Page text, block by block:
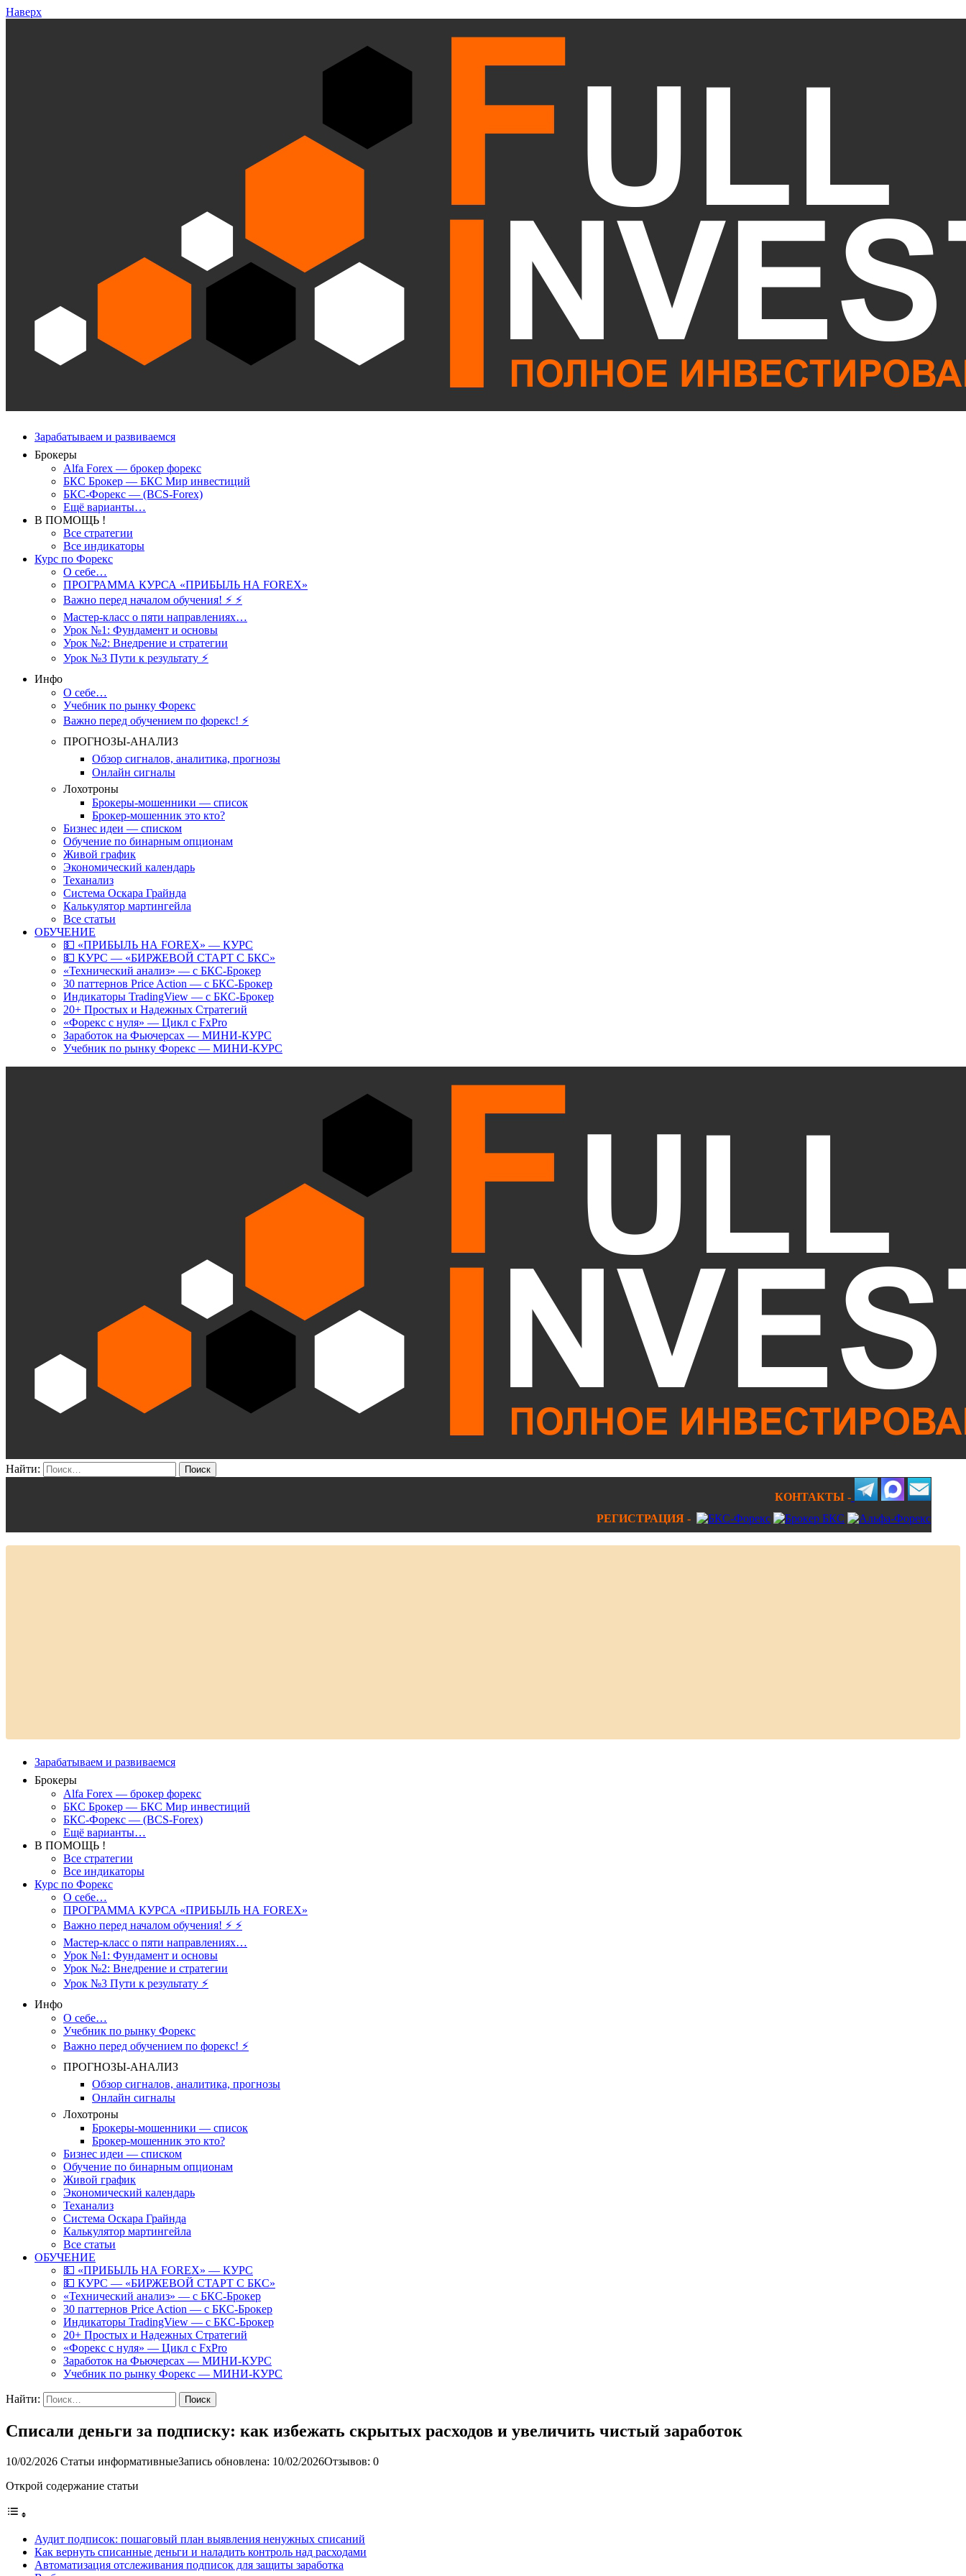
Наверх
Зарабатываем и развиваемся
Брокеры
Alfa Forex — брокер форекс
БКС Брокер — БКС Мир инвестиций
БКС-Форекс — (BCS-Forex)
Ещё варианты…
В ПОМОЩЬ !
Все стратегии
Все индикаторы
Курс по Форекс
О себе…
ПРОГРАММА КУРСА «ПРИБЫЛЬ НА FOREX»
Важно перед началом обучения! ⚡ ⚡
Мастер-класс о пяти направлениях…
Урок №1: Фундамент и основы
Урок №2: Внедрение и стратегии
Урок №3 Пути к результату ⚡️
Инфо
О себе…
Учебник по рынку Форекс
Важно перед обучением по форекс! ⚡
ПРОГНОЗЫ-АНАЛИЗ
Обзор сигналов, аналитика, прогнозы
Онлайн сигналы
Лохотроны
Брокеры-мошенники — список
Брокер-мошенник это кто?
Бизнес идеи — списком
Обучение по бинарным опционам
Живой график
Экономический календарь
Теханализ
Система Оскара Грайнда
Калькулятор мартингейла
Все статьи
ОБУЧЕНИЕ
💵 «ПРИБЫЛЬ НА FOREX» — КУРС
💵 КУРС — «БИРЖЕВОЙ СТАРТ С БКС»
«Технический анализ» — с БКС-Брокер
30 паттернов Price Action — с БКС-Брокер
Индикаторы TradingView — с БКС-Брокер
20+ Простых и Надежных Стратегий
«Форекс с нуля» — Цикл с FxPro
Заработок на Фьючерсах — МИНИ-КУРС
Учебник по рынку Форекс — МИНИ-КУРС
Найти:
КОНТАКТЫ -
РЕГИСТРАЦИЯ -
Зарабатываем и развиваемся
Брокеры
Alfa Forex — брокер форекс
БКС Брокер — БКС Мир инвестиций
БКС-Форекс — (BCS-Forex)
Ещё варианты…
В ПОМОЩЬ !
Все стратегии
Все индикаторы
Курс по Форекс
О себе…
ПРОГРАММА КУРСА «ПРИБЫЛЬ НА FOREX»
Важно перед началом обучения! ⚡ ⚡
Мастер-класс о пяти направлениях…
Урок №1: Фундамент и основы
Урок №2: Внедрение и стратегии
Урок №3 Пути к результату ⚡️
Инфо
О себе…
Учебник по рынку Форекс
Важно перед обучением по форекс! ⚡
ПРОГНОЗЫ-АНАЛИЗ
Обзор сигналов, аналитика, прогнозы
Онлайн сигналы
Лохотроны
Брокеры-мошенники — список
Брокер-мошенник это кто?
Бизнес идеи — списком
Обучение по бинарным опционам
Живой график
Экономический календарь
Теханализ
Система Оскара Грайнда
Калькулятор мартингейла
Все статьи
ОБУЧЕНИЕ
💵 «ПРИБЫЛЬ НА FOREX» — КУРС
💵 КУРС — «БИРЖЕВОЙ СТАРТ С БКС»
«Технический анализ» — с БКС-Брокер
30 паттернов Price Action — с БКС-Брокер
Индикаторы TradingView — с БКС-Брокер
20+ Простых и Надежных Стратегий
«Форекс с нуля» — Цикл с FxPro
Заработок на Фьючерсах — МИНИ-КУРС
Учебник по рынку Форекс — МИНИ-КУРС
Найти:
Списали деньги за подписку: как избежать скрытых расходов и увеличить чистый заработок
10/02/2026 Статьи информативныеЗапись обновлена: 10/02/2026Отзывов: 0
Открой содержание статьи
Аудит подписок: пошаговый план выявления ненужных списаний
Как вернуть списанные деньги и наладить контроль над расходами
Автоматизация отслеживания подписок для защиты заработка